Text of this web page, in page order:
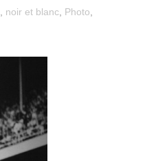
noir et blanc, Photo